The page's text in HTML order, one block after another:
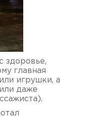
здоровье,
главная
игрушки, а
даже